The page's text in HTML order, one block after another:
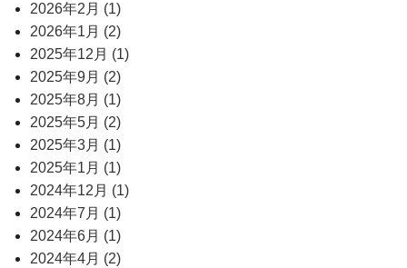
2026年2月 (1)
2026年1月 (2)
2025年12月 (1)
2025年9月 (2)
2025年8月 (1)
2025年5月 (2)
2025年3月 (1)
2025年1月 (1)
2024年12月 (1)
2024年7月 (1)
2024年6月 (1)
2024年4月 (2)